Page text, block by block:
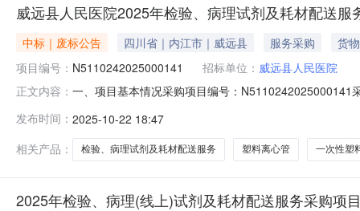
威远县人民医院2025年检验、病理试剂及耗材配送
中标｜废标公告 四川省｜内江市｜威远县 服务采购
货物
项目编号： N5110242025000141 招标单位： 威远县人民医院
正文内容： 一、项目基本情况采购项目编号：N5110242025000141
购。终止合同包：合同包4终止原因：符合专业条件的供
发布时间： 2025-10-22 18:47
相关产品：
检验、病理试剂及耗材配送服务 塑料离心管 一次性塑
2025年检验、病理(线上)试剂及耗材配送服务采购项